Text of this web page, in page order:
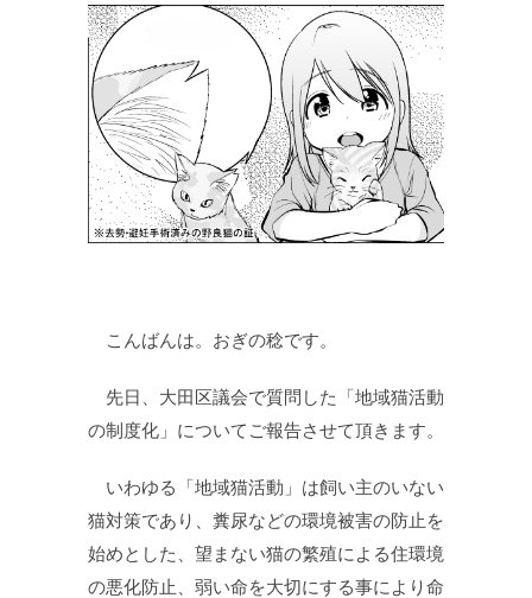
こんばんは。おぎの稔です。
先日、大田区議会で質問した「地域猫活動
の制度化」についてご報告させて頂きます。
いわゆる「地域猫活動」は飼い主のいない
猫対策であり、糞尿などの環境被害の防止を
始めとした、望まない猫の繁殖による住環境
の悪化防止、弱い命を大切にする事により命